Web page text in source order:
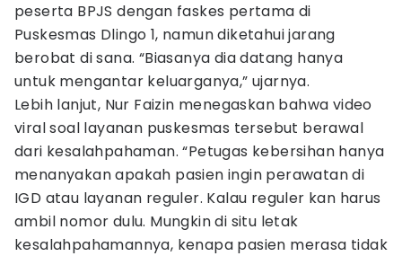
peserta BPJS dengan faskes pertama di
Puskesmas Dlingo 1, namun diketahui jarang
berobat di sana. “Biasanya dia datang hanya
untuk mengantar keluarganya,” ujarnya.
Lebih lanjut, Nur Faizin menegaskan bahwa video
viral soal layanan puskesmas tersebut berawal
dari kesalahpahaman. “Petugas kebersihan hanya
menanyakan apakah pasien ingin perawatan di
IGD atau layanan reguler. Kalau reguler kan harus
ambil nomor dulu. Mungkin di situ letak
kesalahpahamannya, kenapa pasien merasa tidak